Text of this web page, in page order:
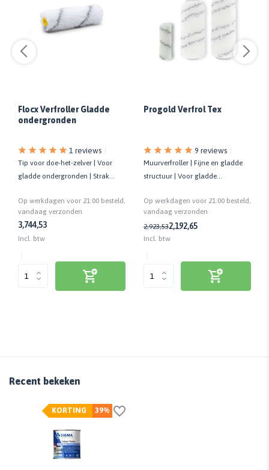
Flocx Verfroller Gladde
ondergronden
1 reviews
Tip voor doe-het-zelver | Voor
gladde ondergronden | Strak
Op werkdagen voor 21:00 besteld,
vandaag verzonden
3,744,53
Incl. btw
Progold Verfrol Tex
9 reviews
Muurverfroller | Fijne en gladde
structuur | Voor gladde
Op werkdagen voor 21:00 besteld,
vandaag verzonden
2,923,532,192,65
Incl. btw
Recent bekeken
39%
KORTING